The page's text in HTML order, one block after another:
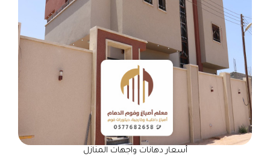
أسعار دهانات واجهات المنازل